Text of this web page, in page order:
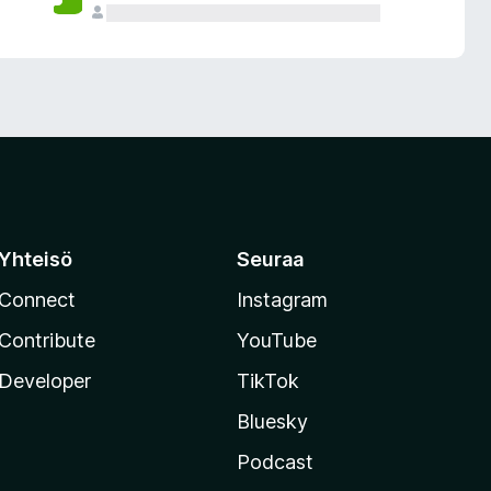
Seuraa
Instagram
YouTube
TikTok
Bluesky
Podcast